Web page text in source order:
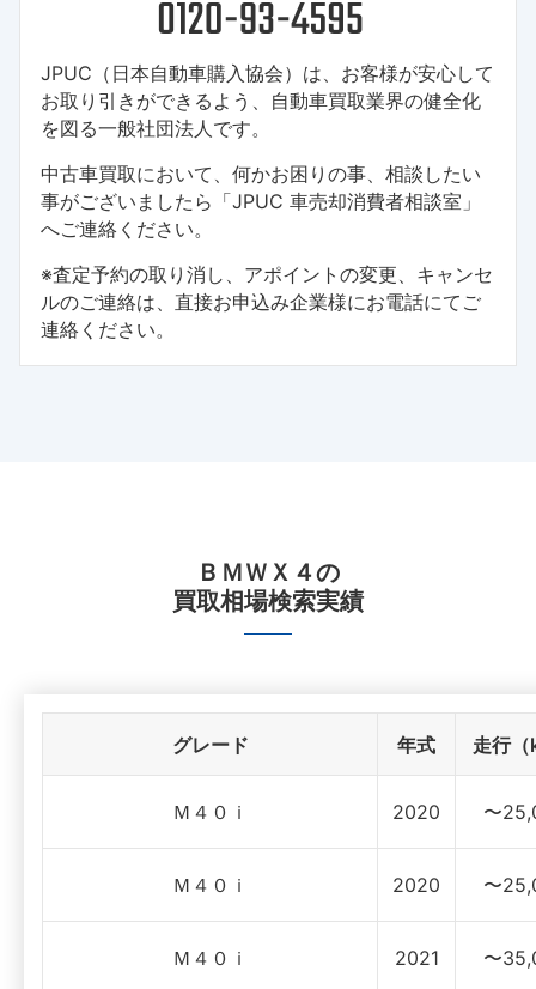
JPUC（日本自動車購入協会）は、お客様が安心して
お取り引きができるよう、自動車買取業界の健全化
を図る一般社団法人です。
中古車買取において、何かお困りの事、相談したい
事がございましたら「JPUC 車売却消費者相談室」
へご連絡ください。
※査定予約の取り消し、アポイントの変更、キャンセ
ルのご連絡は、直接お申込み企業様にお電話にてご
連絡ください。
ＢＭＷＸ４の
買取相場検索実績
グレード 年式 走行
Ｍ４０ｉ 2020 〜
Ｍ４０ｉ 2020 〜
Ｍ４０ｉ 2021 〜